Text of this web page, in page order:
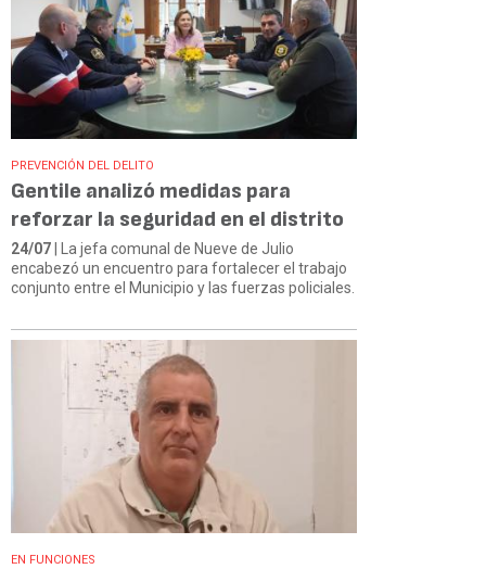
PREVENCIÓN DEL DELITO
Gentile analizó medidas para
reforzar la seguridad en el distrito
24/07 | La jefa comunal de Nueve de Julio
encabezó un encuentro para fortalecer el trabajo
conjunto entre el Municipio y las fuerzas policiales.
EN FUNCIONES